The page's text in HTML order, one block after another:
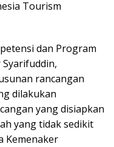
Tourism
dan Program
rancangan
dilakukan
yang disiapkan
yang tidak sedikit
Kemenaker